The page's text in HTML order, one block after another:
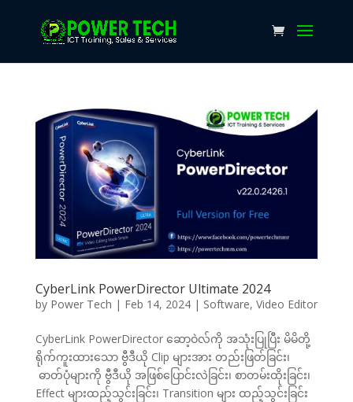
CyberLink PowerDirector Ultimate 2024
by Power Tech | Feb 14, 2024| Software, Video Editor
CyberLink PowerDirector ဆော့ဝဲလ်ကို အသုံးပြုပြီး မိမိတို့
ရိုက်ကူးထားသော ဗွီဒီယို Clip များအား တည်းဖြတ်ခြင်း၊
ဓာတ်ပုံများကို ဗွီဒီယို အဖြစ်ပြောင်းလဲခြင်း၊ စာတမ်းထိုးခြင်း၊
Effect များထည့်သွင်းခြင်း၊ Transition များ ထည့်သွင်းခြင်း